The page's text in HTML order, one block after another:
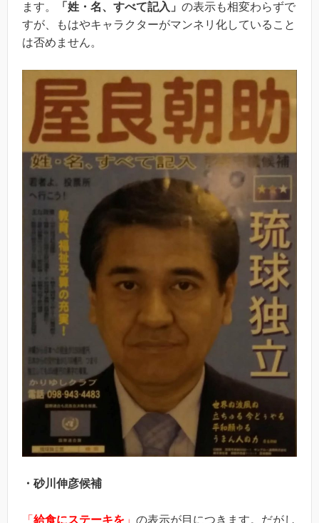
ます。
「姓・名、すべて記入」 の表示も相変わらずで
すが、もはやキャラクターがマンネリ化していること
は否めません。
・砂川伸彦候補
「 給食にステーキを 」 の表示が目につきます。だがし